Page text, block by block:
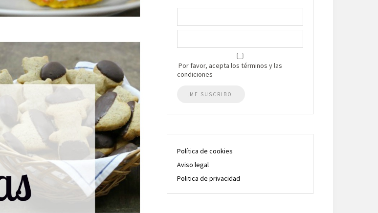
Por favor, acepta los términos y las
condiciones
Política de cookies
Aviso legal
Politica de privacidad